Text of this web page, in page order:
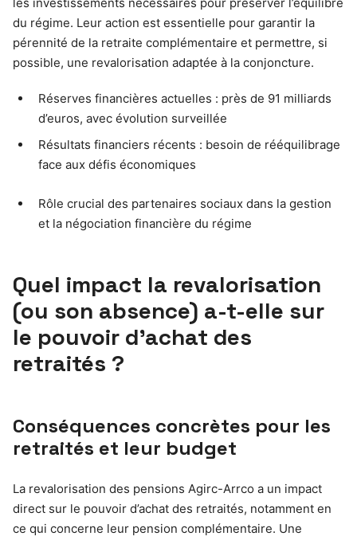
du régime. Leur action est essentielle pour garantir la
pérennité de la retraite complémentaire et permettre, si
possible, une revalorisation adaptée à la conjoncture.
Réserves financières actuelles : près de 91 milliards
d’euros, avec évolution surveillée
Résultats financiers récents : besoin de rééquilibrage
face aux défis économiques
Rôle crucial des partenaires sociaux dans la gestion
et la négociation financière du régime
Quel impact la revalorisation
(ou son absence) a-t-elle sur
le pouvoir d’achat des
retraités ?
Conséquences concrètes pour les
retraités et leur budget
La revalorisation des pensions Agirc-Arrco a un impact
direct sur le pouvoir d’achat des retraités, notamment en
ce qui concerne leur pension complémentaire. Une